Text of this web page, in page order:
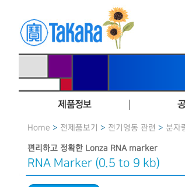
제품정보
Home > 전제품보기 > 전기영동 관련 > 분자
편리하고 정확한 Lonza RNA marker
RNA Marker (0.5 to 9 kb)